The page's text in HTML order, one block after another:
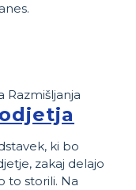
ki bo
zakaj delajo
to storili. Na